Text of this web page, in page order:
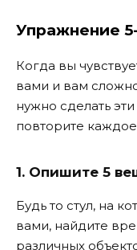
Упражнение
Когда вы
вами и вам
нужно сделать
повторите
1. Опишите 5
Будь то стул, на
вами, найдите
различных